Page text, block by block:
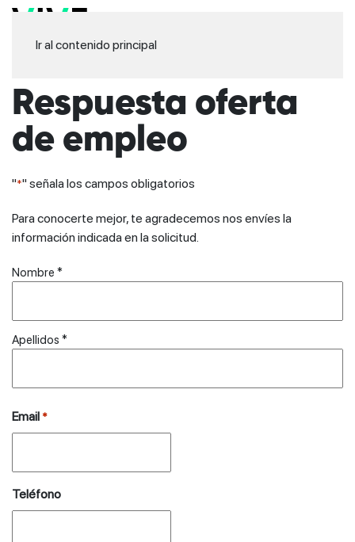
Ir al contenido principal
Respuesta oferta
de empleo
"*" señala los campos obligatorios
Para conocerte mejor, te agradecemos nos envíes la
información indicada en la solicitud.
Nombre
Nombre *
Apellidos *
Email *
Teléfono